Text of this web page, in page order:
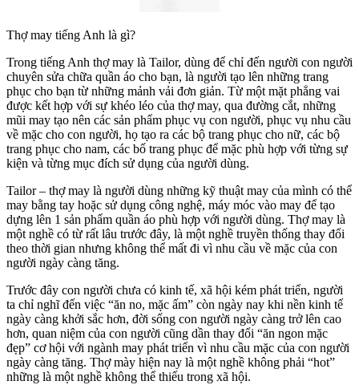
Thợ may tiếng Anh là gì?
Trong tiếng Anh thợ may là Tailor, dùng để chỉ đến người con người
chuyên sửa chữa quần áo cho bạn, là người tạo lên những trang
phục cho bạn từ những mảnh vải đơn giản. Từ một mặt phẳng vai
được kết hợp với sự khéo léo của thợ may, qua đường cắt, những
mũi may tạo nên các sản phẩm phục vụ con người, phục vụ nhu cầu
về mặc cho con người, họ tạo ra các bộ trang phục cho nữ, các bộ
trang phục cho nam, các bố trang phục để mặc phù hợp với từng sự
kiện và từng mục đích sử dụng của người dùng.
Tailor – thợ may là người dùng những kỹ thuật may của mình có thể
may bằng tay hoặc sử dụng công nghệ, máy móc vào may để tạo
dựng lên 1 sản phẩm quần áo phù hợp với người dùng. Thợ may là
một nghề có từ rất lâu trước đây, là một nghề truyền thống thay đổi
theo thời gian nhưng không thể mất đi vì nhu cầu về mặc của con
người ngày càng tăng.
Trước đây con người chưa có kinh tế, xã hội kém phát triển, người
ta chỉ nghĩ đến việc “ăn no, mặc ấm” còn ngày nay khi nền kinh tế
ngày càng khởi sắc hơn, đời sống con người ngày càng trở lên cao
hơn, quan niệm của con người cũng dần thay đổi “ăn ngon mặc
đẹp” cơ hội với ngành may phát triển vì nhu cầu mặc của con người
ngày càng tăng. Thợ mày hiện nay là một nghề không phải “hot”
những là một nghề không thể thiếu trong xã hội.